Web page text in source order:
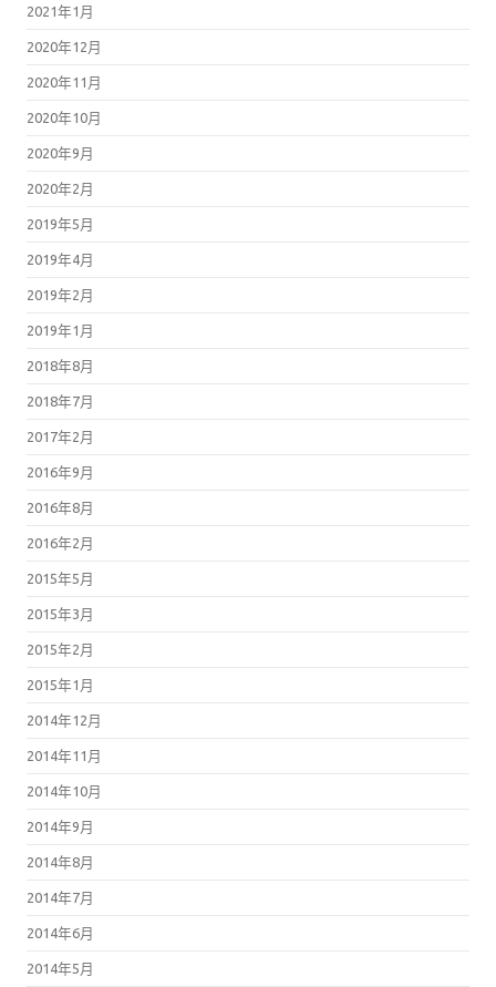
2021年1月
2020年12月
2020年11月
2020年10月
2020年9月
2020年2月
2019年5月
2019年4月
2019年2月
2019年1月
2018年8月
2018年7月
2017年2月
2016年9月
2016年8月
2016年2月
2015年5月
2015年3月
2015年2月
2015年1月
2014年12月
2014年11月
2014年10月
2014年9月
2014年8月
2014年7月
2014年6月
2014年5月